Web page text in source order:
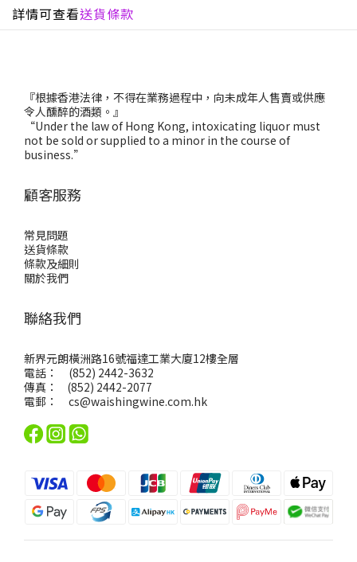
詳情可查看送貨條款
『根據香港法律，不得在業務過程中，向未成年人售賣或供應
令人醺醉的酒類。』
“Under the law of Hong Kong, intoxicating liquor must
not be sold or supplied to a minor in the course of
business.”
顧客服務
常見問題
送貨條款
條款及細則
關於我們
聯絡我們
新界元朗橫洲路16號福達工業大廈12樓全層
電話： (852) 2442-3632
傳真： (852) 2442-2077
電郵： cs@waishingwine.com.hk